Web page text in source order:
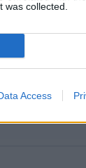
was collected.
Access
to SMEs